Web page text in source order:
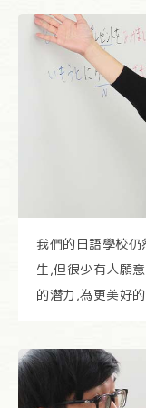
我們的日語學校
生,但很少有人願
的潛力,為更美好的